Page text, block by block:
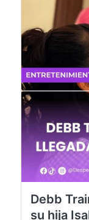
Debb